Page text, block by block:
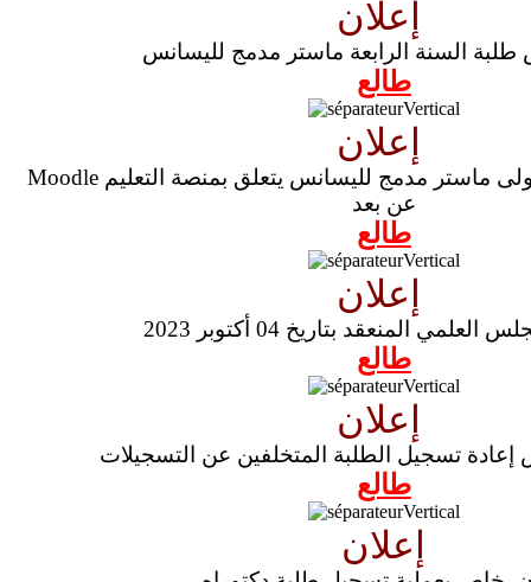
السنة الرابعة ماستر مدمج لليسانس
طالع
Moodle إعلان يخص طلبة سنة أولى ماستر مدمج لليسانس يتعلق بمنصة التعليم
عن بعد
طالع
المنعقد بتاريخ 04 أكتوبر 2023
طالع
تسجيل الطلبة المتخلفين عن التسجيلات
طالع
إعلان